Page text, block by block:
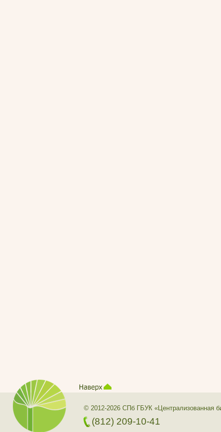
© 2012-2026 СПб ГБУК «Централизованная
(812) 209-10-41